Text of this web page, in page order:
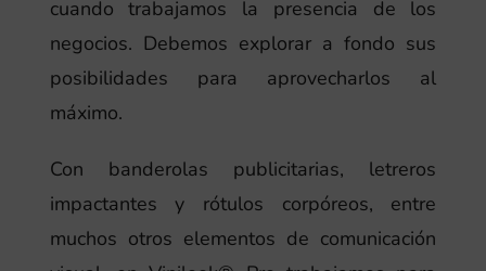
cuando trabajamos la presencia de los
negocios. Debemos explorar a fondo sus
posibilidades para aprovecharlos al
máximo.
Con banderolas publicitarias, letreros
impactantes y rótulos corpóreos, entre
muchos otros elementos de comunicación